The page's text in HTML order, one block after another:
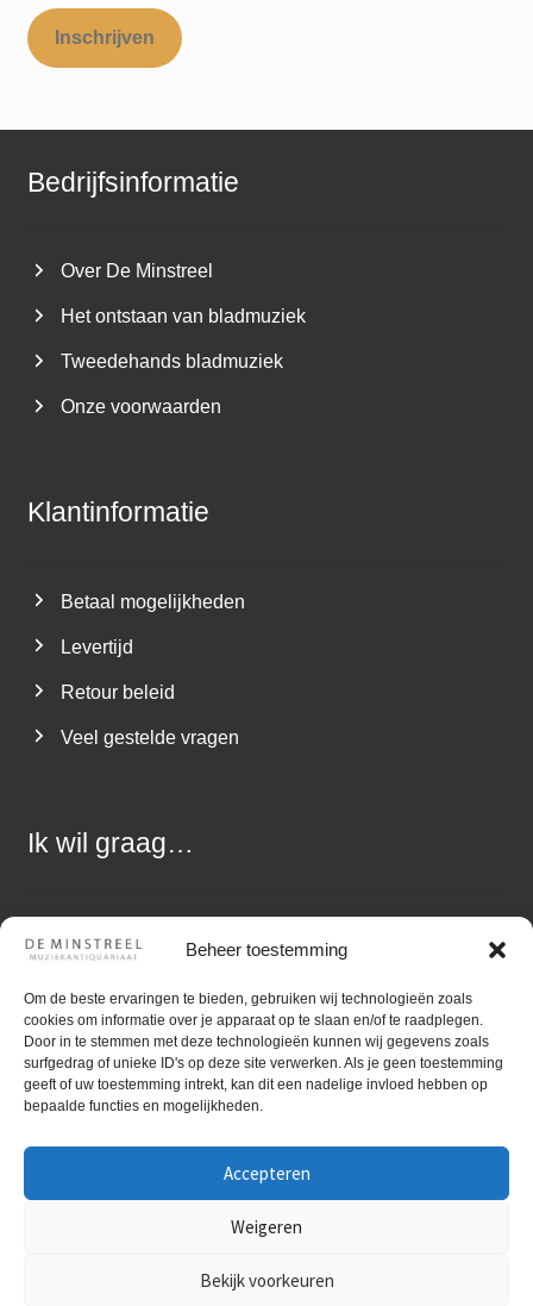
Beheer toestemming
Om de beste ervaringen te bieden, gebruiken wij technologieën zoals
cookies om informatie over je apparaat op te slaan en/of te raadplegen.
Door in te stemmen met deze technologieën kunnen wij gegevens zoals
surfgedrag of unieke ID's op deze site verwerken. Als je geen toestemming
geeft of uw toestemming intrekt, kan dit een nadelige invloed hebben op
bepaalde functies en mogelijkheden.
Accepteren
Weigeren
Bekijk voorkeuren
Inschrijven
Bedrijfsinformatie
Over De Minstreel
Het ontstaan van bladmuziek
Tweedehands bladmuziek
Onze voorwaarden
Klantinformatie
Betaal mogelijkheden
Levertijd
Retour beleid
Veel gestelde vragen
Ik wil graag…
Zoekopdracht uitzetten
Gebruiktebladmuziek.nlMuziekantiquariaat De
Minstreel ~ Kvk nummer: 05080117 ~ BTW-nr:
Disclaimer